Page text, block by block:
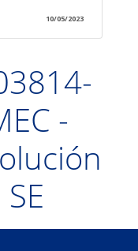
10/05/2023
-